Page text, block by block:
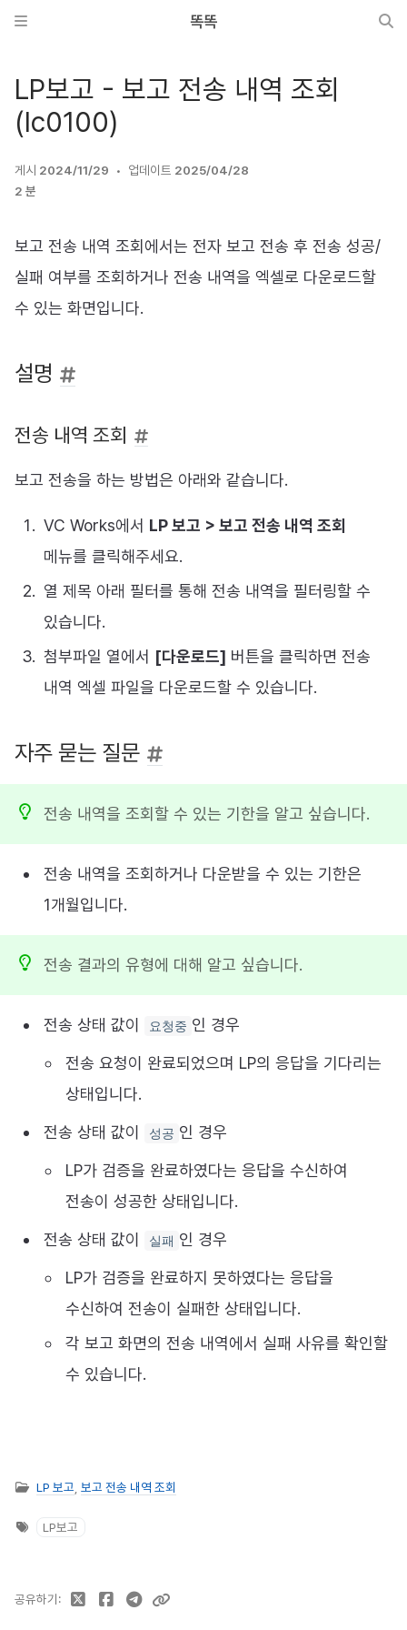
똑똑
LP보고 - 보고 전송 내역 조회
(lc0100)
게시 2024/11/29 업데이트 2025/04/28
2 분
보고 전송 내역 조회에서는 전자 보고 전송 후 전송 성공/
실패 여부를 조회하거나 전송 내역을 엑셀로 다운로드할
수 있는 화면입니다.
설명
전송 내역 조회
보고 전송을 하는 방법은 아래와 같습니다.
VC Works에서 LP 보고 > 보고 전송 내역 조회
메뉴를 클릭해주세요.
열 제목 아래 필터를 통해 전송 내역을 필터링할 수
있습니다.
첨부파일 열에서 [다운로드] 버튼을 클릭하면 전송
내역 엑셀 파일을 다운로드할 수 있습니다.
자주 묻는 질문
전송 내역을 조회할 수 있는 기한을 알고 싶습니다.
전송 내역을 조회하거나 다운받을 수 있는 기한은
1개월입니다.
전송 결과의 유형에 대해 알고 싶습니다.
전송 상태 값이 요청중 인 경우
전송 요청이 완료되었으며 LP의 응답을 기다리는
상태입니다.
전송 상태 값이
성공 인 경우
LP가 검증을 완료하였다는 응답을 수신하여
전송이 성공한 상태입니다.
전송 상태 값이
실패 인 경우
LP가 검증을 완료하지 못하였다는 응답을
수신하여 전송이 실패한 상태입니다.
각 보고 화면의 전송 내역에서 실패 사유를 확인할
수 있습니다.
LP 보고 보고 전송 내역 조회
LP보고
공유하기